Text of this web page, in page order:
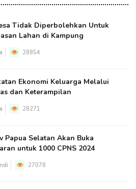
Tidak Diperbolehkan Untuk
Lahan di Kampung
28854
Ekonomi Keluarga Melalui
dan Keterampilan
28271
Papua Selatan Akan Buka
untuk 1000 CPNS 2024
27078